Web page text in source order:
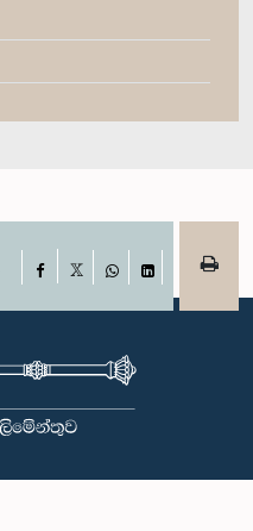
Facebook
WhatsAppLinkedIn